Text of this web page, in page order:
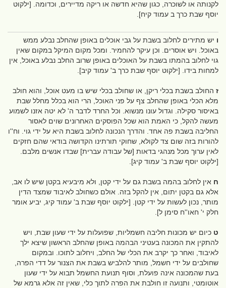
לקנותה או לשוכרה, כגון שהיא חדשה או ריקה מדיירים, וכדומה. [ילקוט
יוסף שבת כרך ב עמוד קיח].
ו יש מתירים לחלוב בשבת על גבי אוכלים באופן שהחלב נבלע ממש
באוכל. ויש אוסרים. וכן עיקר להחמיר. ומכל מקום המיקל במקום שאין
גוי לחלוב בהמתו בשבת על האוכלים באופן שרוב החלב נבלע באוכל, אין
למחות בידו. [ילקוט יוסף שבת כרך ב' עמוד קיב].
ז החולב בשבת בכלי ריקן, או שחולב בכלי שיש בו מעט אוכל, והוא חולב
מלא הכלי באופן שהחלב צף על פני האוכל, הרי הוא בכלל מחלל שבת
באיסור סקילה. וגדול עונו מנשוא. וכל החרד לדבר ה' לא יטה אזנו לשמוע
מעשה להקל, כי האמת הוא שכל הפוסקים האחרונים שוים לאסור
החליבה בשבת פה אחד. והדרך הנכונה לחלוב בשבת היא על ידי גוי. וח''ו
להורות בזה שום צד לקולא, שחוקי תורתינו הקדושה בודאי שהם חזקים
לאין ערוך מכל מנהגי בדאות [של עבודה עברית] שבדו אנשים מלבם.
[ילקוט יוסף שבת ב' עמוד קיג].
ח אין לחלוב בהמה בשבת גם על ידי קטן, ולא מיבעיא בקטן שיש לו אב,
אלא גם בקטן יתום, אין להקל בזה. אולם כשחולב לאיבוד שמצד הדין
מותר, נכון לעשות על ידי קטן. [ילקוט יוסף שבת ב' עמוד קיג, יביע אומר
חלק י' חאו''ח סימן ל].
ט כיום יש מכונות חליבה חשמליות, שפועלות על ידי שעון שבת, ויש
להתקין את המכונה בעטיני הבהמה באופן שהחלב הראשון שיצא ילך
לאיבוד, ואחר כך יקרב את הכלי של החלב, ויחלוב לתוכו. ובמקום
שחולבים על ידי חשמל, מותר להלביש בשבת את הצנור על דדי הפרה,
בעת שהמכונה אינה פועלת, וסוף תנועת החשמל תבוא על ידי שעון
אוטומטי, ותנועה זו חולבת את הפרה לתוך כלי, שאין זה אלא גרמא של